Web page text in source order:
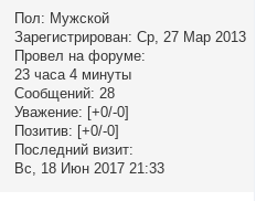
Пол: Мужской
Зарегистрирован: Ср, 27 Мар 2013
Провел на форуме:
23 часа 4 минуты
Сообщений: 28
Уважение: [+0/-0]
Позитив: [+0/-0]
Последний визит:
Вс, 18 Июн 2017 21:33